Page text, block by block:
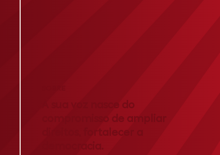
A sua voz nasce do
compromisso de ampliar
direitos, fortalecer a
democracia.